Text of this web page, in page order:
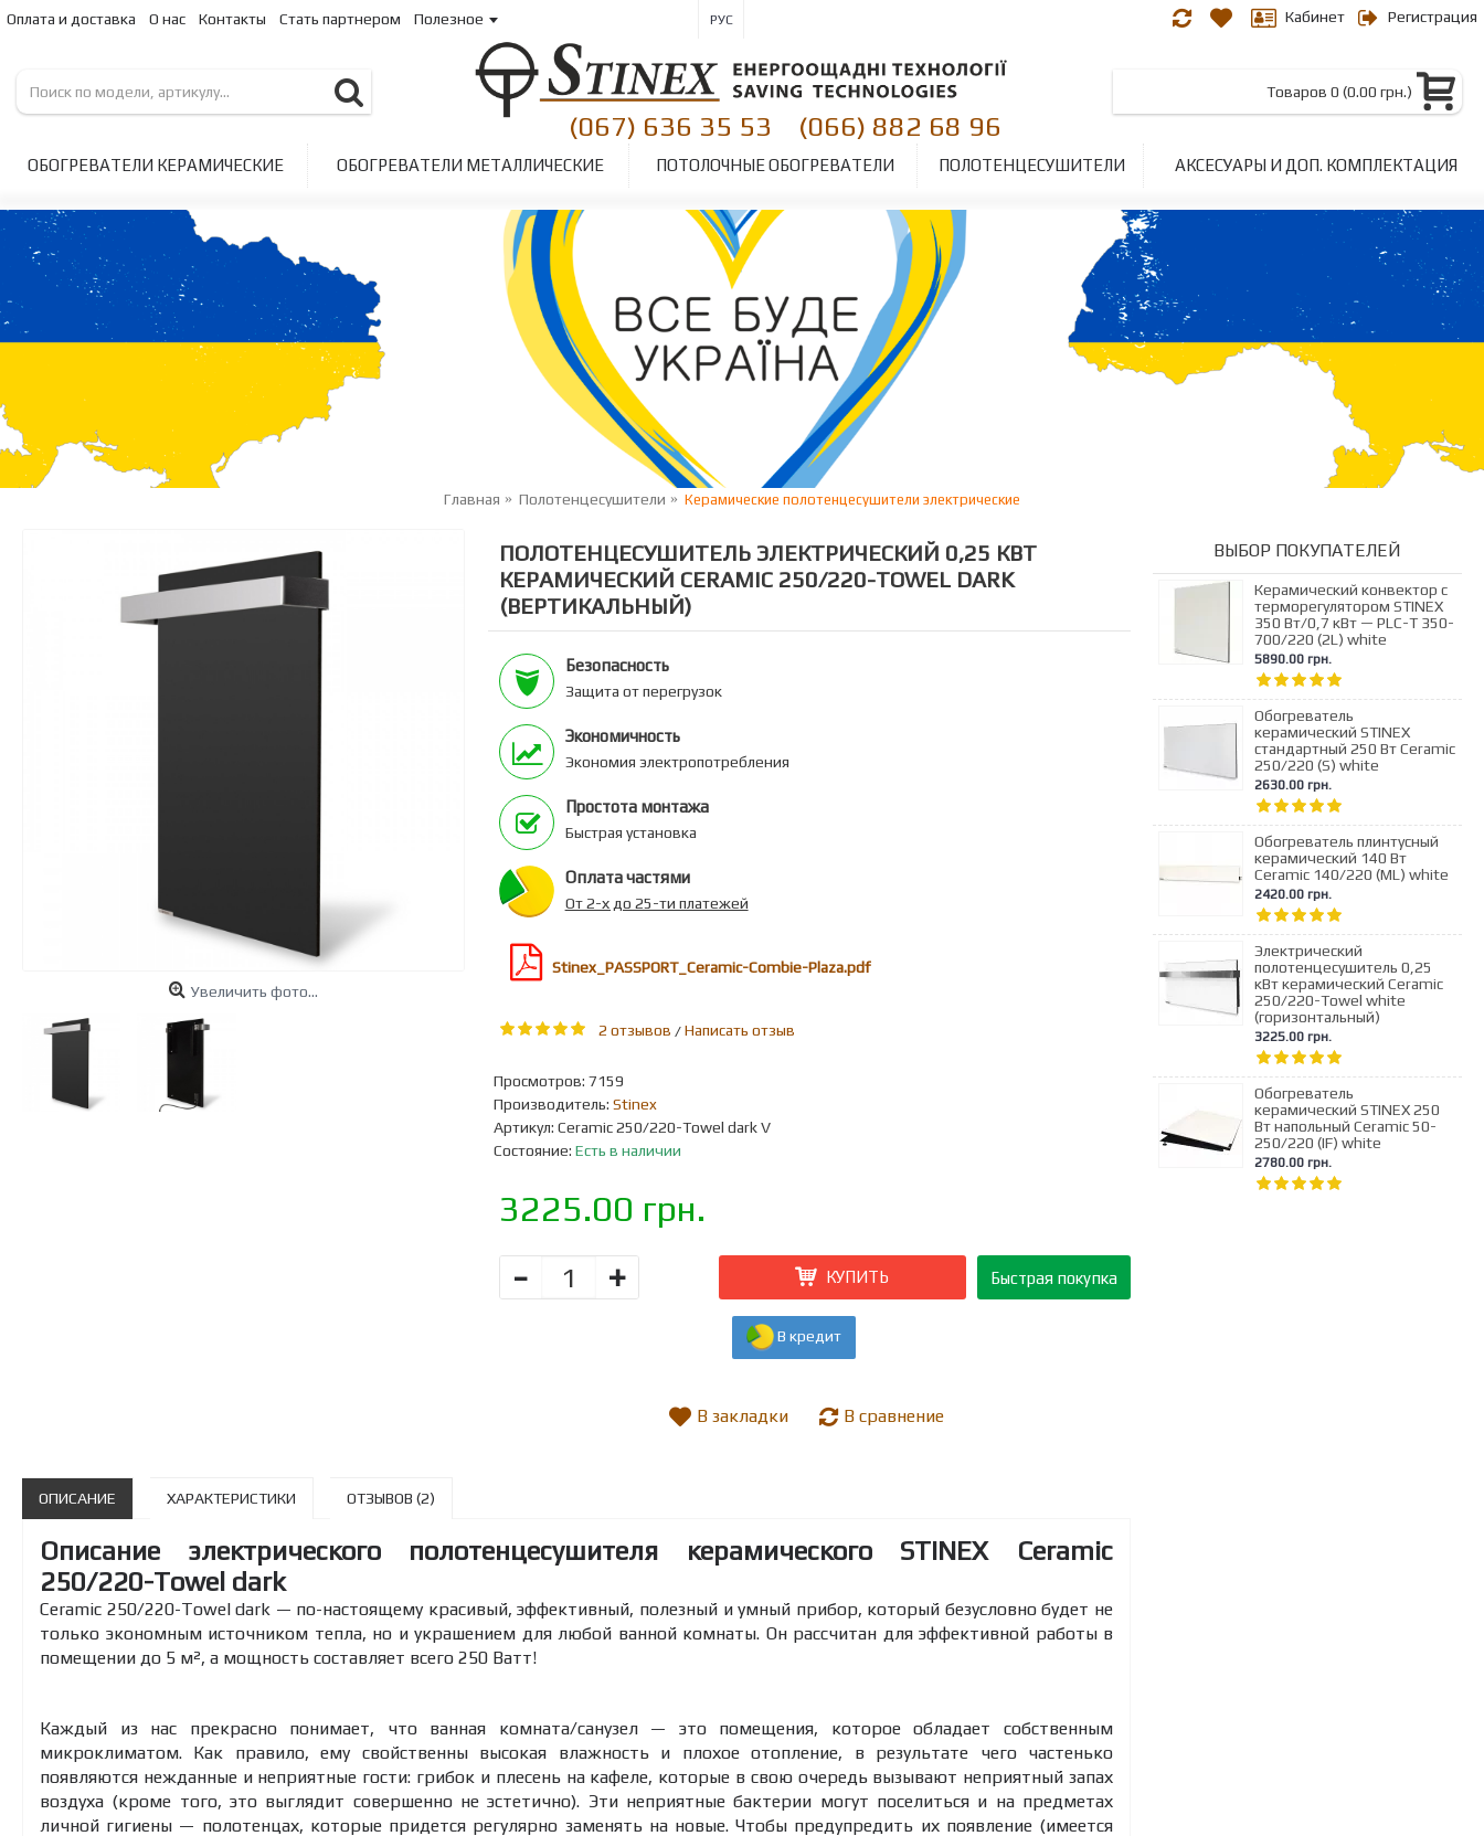
Оплата и доставка О нас Контакты Стать партнером Полезное РУС Кабинет Регистрация
(067) 636 35 53
|
(066) 882 68 96
Товаров 0 (0.00 грн.)
ОБОГРЕВАТЕЛИ КЕРАМИЧЕСКИЕ ОБОГРЕВАТЕЛИ МЕТАЛЛИЧЕСКИЕ ПОТОЛОЧНЫЕ ОБОГРЕВАТЕЛИ ПОЛОТЕНЦЕСУШИТЕЛИ АКСЕСУАРЫ И ДОП. КОМПЛЕКТАЦИЯ
Главная Полотенцесушители Керамические полотенцесушители электрические
ВЫБОР ПОКУПАТЕЛЕЙ
Керамический конвектор с
терморегулятором STINEX
350 Вт/0,7 кВт — PLC-T 350-
700/220 (2L) white
5890.00 грн.
Обогреватель
керамический STINEX
стандартный 250 Вт Ceramic
250/220 (S) white
2630.00 грн.
Обогреватель плинтусный
керамический 140 Вт
Ceramic 140/220 (ML) white
2420.00 грн.
Электрический
полотенцесушитель 0,25
кВт керамический Ceramic
250/220-Towel white
(горизонтальный)
3225.00 грн.
Обогреватель
керамический STINEX 250
Вт напольный Ceramic 50-
250/220 (IF) white
2780.00 грн.
Увеличить фото...
ПОЛОТЕНЦЕСУШИТЕЛЬ ЭЛЕКТРИЧЕСКИЙ 0,25 КВТ
КЕРАМИЧЕСКИЙ CERAMIC 250/220-TOWEL DARK
(ВЕРТИКАЛЬНЫЙ)
Безопасность
Защита от перегрузок
Экономичность
Экономия электропотребления
Простота монтажа
Быстрая установка
Оплата частями
От 2-х до 25-ти платежей
Stinex_PASSPORT_Ceramic-Combie-Plaza.pdf
2 отзывов /Написать отзыв
Просмотров: 7159
Производитель: Stinex
Артикул: Ceramic 250/220-Towel dark V
Состояние: Есть в наличии
3225.00 грн.
Быстрая покупка
- + КУПИТЬ
В кредит
В закладки В сравнение
ОПИСАНИЕ ХАРАКТЕРИСТИКИ ОТЗЫВОВ (2)
Описание электрического полотенцесушителя керамического STINEX Ceramic
250/220-Towel dark
Ceramic 250/220-Towel dark — по-настоящему красивый, эффективный, полезный и умный прибор, который безусловно будет не
только экономным источником тепла, но и украшением для любой ванной комнаты. Он рассчитан для эффективной работы в
помещении до 5 м², а мощность составляет всего 250 Ватт!
Каждый из нас прекрасно понимает, что ванная комната/санузел — это помещения, которое обладает собственным
микроклиматом. Как правило, ему свойственны высокая влажность и плохое отопление, в результате чего частенько
появляются нежданные и неприятные гости: грибок и плесень на кафеле, которые в свою очередь вызывают неприятный запах
воздуха (кроме того, это выглядит совершенно не эстетично). Эти неприятные бактерии могут поселиться и на предметах
личной гигиены — полотенцах, которые придется регулярно заменять на новые. Чтобы предупредить их появление (имеется